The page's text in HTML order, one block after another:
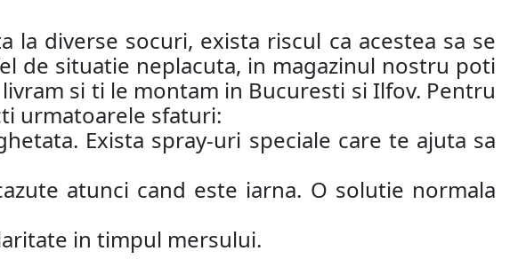
diverse socuri, exista riscul ca acestea sa se
de situatie neplacuta, in magazinul nostru poti
si ti le montam in Bucuresti si Ilfov. Pentru
urmatoarele sfaturi:
Exista spray-uri speciale care te ajuta sa
atunci cand este iarna. O solutie normala
in timpul mersului.